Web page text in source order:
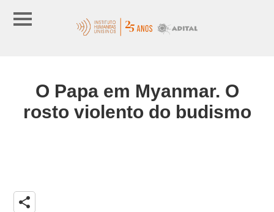
O Papa em Myanmar. O
rosto violento do budismo
share